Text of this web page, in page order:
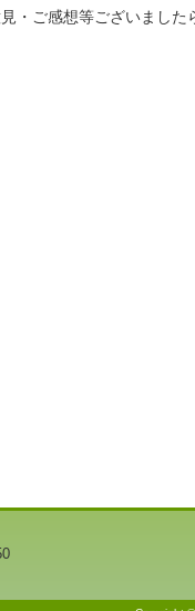
見・ご感想等ございました